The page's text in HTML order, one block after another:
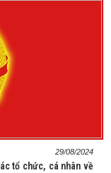
29/08/2024
tổ chức, cá nhân về